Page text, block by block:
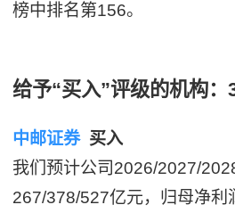
榜中排名第156。
给予“买入”评级的机构：
中邮证券买入
我们预计公司2026/2027/
267/378/527亿元，归母净利